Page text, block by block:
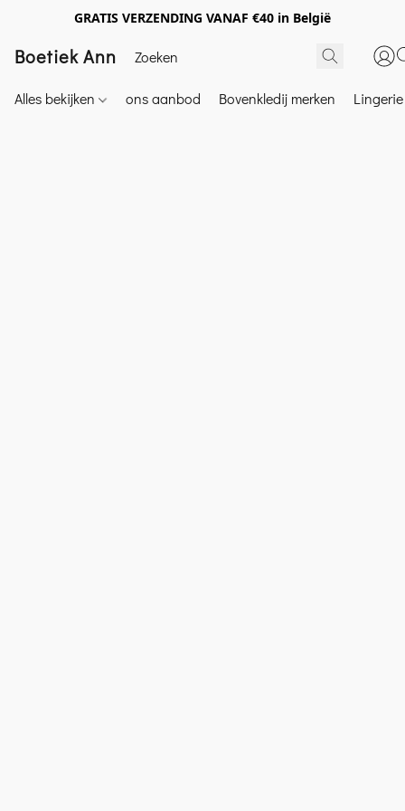
GRATIS VERZENDING VANAF €40 in België
Boetiek Ann
Alles bekijken ons aanbod Bovenkledij merken